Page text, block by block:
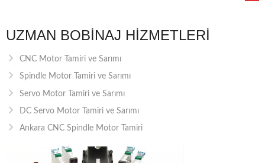
UZMAN BOBINAJ HIZMETLERI
CNC Motor Tamiri ve Sarımı
Spindle Motor Tamiri ve Sarımı
Servo Motor Tamiri ve Sarımı
DC Servo Motor Tamiri ve Sarımı
Ankara CNC Spindle Motor Tamiri